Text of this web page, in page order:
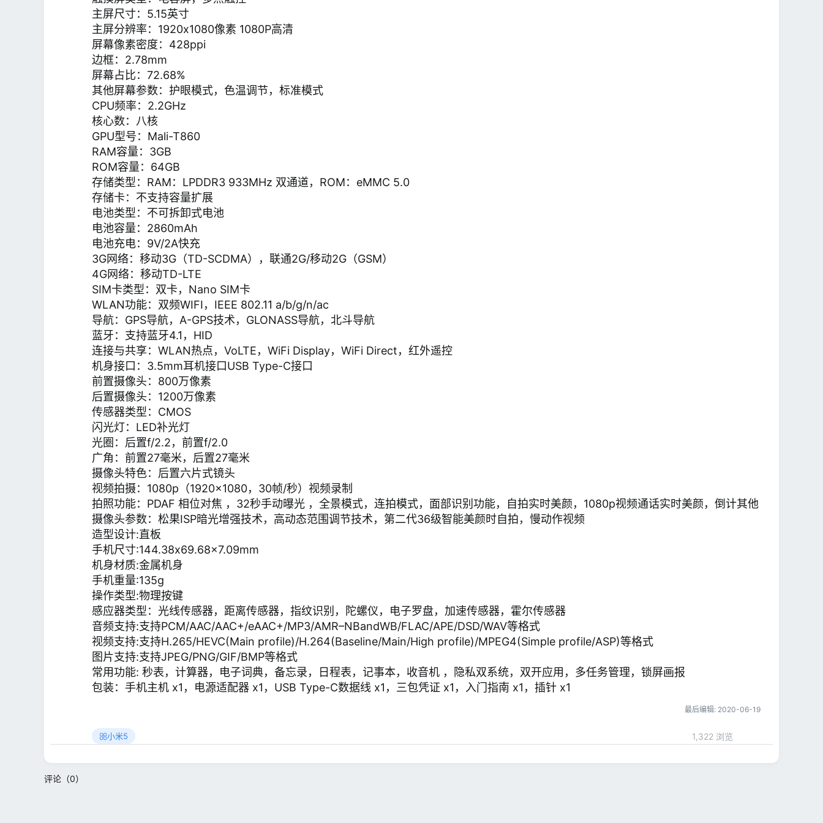
主屏尺寸：5.15英寸
主屏分辨率：1920x1080像素 1080P高清
屏幕像素密度：428ppi
边框：2.78mm
屏幕占比：72.68%
其他屏幕参数：护眼模式，色温调节，标准模式
CPU频率：2.2GHz
核心数：八核
GPU型号：Mali-T860
RAM容量：3GB
ROM容量：64GB
存储类型：RAM：LPDDR3 933MHz 双通道，ROM：eMMC 5.0
存储卡：不支持容量扩展
电池类型：不可拆卸式电池
电池容量：2860mAh
电池充电：9V/2A快充
3G网络：移动3G（TD-SCDMA），联通2G/移动2G（GSM）
4G网络：移动TD-LTE
SIM卡类型：双卡，Nano SIM卡
WLAN功能：双频WIFI，IEEE 802.11 a/b/g/n/ac
导航：GPS导航，A-GPS技术，GLONASS导航，北斗导航
蓝牙：支持蓝牙4.1，HID
连接与共享：WLAN热点，VoLTE，WiFi Display，WiFi Direct，红外遥控
机身接口：3.5mm耳机接口USB Type-C接口
前置摄像头：800万像素
后置摄像头：1200万像素
传感器类型：CMOS
闪光灯：LED补光灯
光圈：后置f/2.2，前置f/2.0
广角：前置27毫米，后置27毫米
摄像头特色：后置六片式镜头
视频拍摄：1080p（1920×1080，30帧/秒）视频录制
拍照功能：PDAF 相位对焦 ，32秒手动曝光 ，全景模式，连拍模式，面部识别功能，自拍实时美颜，1080p视频通话实时美颜，倒计其他
摄像头参数：松果ISP暗光增强技术，高动态范围调节技术，第二代36级智能美颜时自拍，慢动作视频
造型设计:直板
手机尺寸:144.38x69.68x7.09mm
机身材质:金属机身
手机重量:135g
操作类型:物理按键
感应器类型：光线传感器，距离传感器，指纹识别，陀螺仪，电子罗盘，加速传感器，霍尔传感器
音频支持:支持PCM/AAC/AAC+/eAAC+/MP3/AMR–NBandWB/FLAC/APE/DSD/WAV等格式
视频支持:支持H.265/HEVC(Main profile)/H.264(Baseline/Main/High profile)/MPEG4(Simple profile/ASP)等格式
图片支持:支持JPEG/PNG/GIF/BMP等格式
常用功能: 秒表，计算器，电子词典，备忘录，日程表，记事本，收音机 ，隐私双系统，双开应用，多任务管理，锁屏画报
包装：手机主机 x1，电源适配器 x1，USB Type-C数据线 x1，三包凭证 x1，入门指南 x1，插针 x1
最后编辑: 2020-06-19
小米5 1,322 浏览
评论（0）